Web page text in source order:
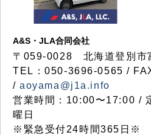
A&S・JLA合同会社
〒 059-0028 北海道登別市
TEL：050-3696-0565 /
/aoyama@j1a.info
営業時間：10:00〜17:00 /
曜日
※緊急受付24時間365日※